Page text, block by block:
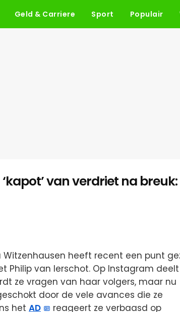
Geld & Carriere Sport Populair
van verdriet na breuk:
heeft recent een punt
van Ierschot. Op Instagram deelt
ze vragen van haar volgers, maar nu
door de vele avances die ze
het AD
reageert ze verbaasd op